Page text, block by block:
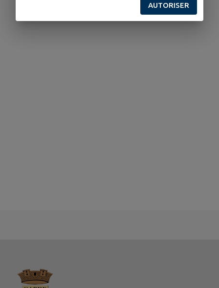
AUTORISER